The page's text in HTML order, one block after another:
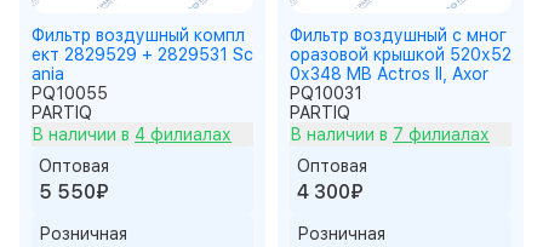
Фильтр воздушный компл
ект 2829529 + 2829531 Sc
ania
PQ10055
PARTIQ
В наличии в 4 филиалах
Оптовая
5 550₽
Розничная
Фильтр воздушный c мног
оразовой крышкой 520х52
0х348 MB Actros II, Axor
PQ10031
PARTIQ
В наличии в 7 филиалах
Оптовая
4 300₽
Розничная